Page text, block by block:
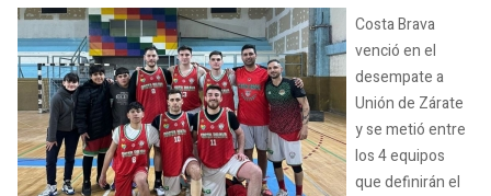
Costa Brava
venció en el
desempate a
Unión de Zárate
y se metió entre
los 4 equipos
que definirán el